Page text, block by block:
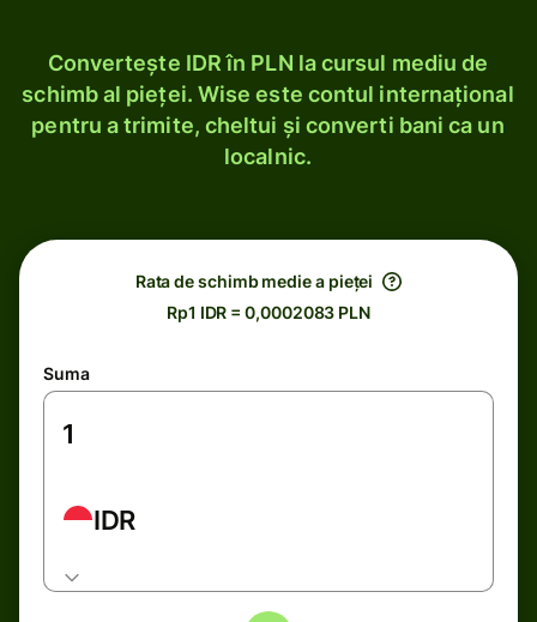
Convertește IDR în PLN la cursul mediu de
schimb al pieței. Wise este contul internațional
pentru a trimite, cheltui și converti bani ca un
localnic.
Rata de schimb medie a pieței
Rp1 IDR = 0,0002083 PLN
Suma
IDR